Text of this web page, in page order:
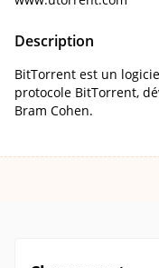
Description
BitTorrent est un
protocole BitTorrent,
Bram Cohen.